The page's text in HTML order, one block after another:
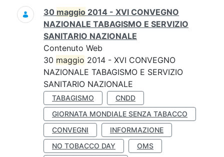
Ricerca
30 maggio 2014 - XVI CONVEGNO
NAZIONALE TABAGISMO E SERVIZIO
SANITARIO NAZIONALE
Contenuto Web
30 maggio 2014 - XVI CONVEGNO
NAZIONALE TABAGISMO E SERVIZIO
SANITARIO NAZIONALE
TABAGISMO
CNDD
GIORNATA MONDIALE SENZA TABACCO
CONVEGNI
INFORMAZIONE
NO TOBACCO DAY
OMS